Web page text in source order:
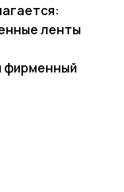
ленты
фирменный